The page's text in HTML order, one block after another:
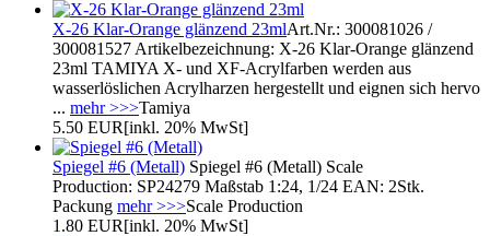
X-26 Klar-Orange glänzend 23mlArt.Nr.: 300081026 /
300081527 Artikelbezeichnung: X-26 Klar-Orange glänzend
23ml TAMIYA X- und XF-Acrylfarben werden aus
wasserlöslichen Acrylharzen hergestellt und eignen sich hervo
... mehr >>>Tamiya
5.50 EUR[inkl. 20% MwSt]
Spiegel #6 (Metall) Spiegel #6 (Metall) Scale
Production: SP24279 Maßstab 1:24, 1/24 EAN: 2Stk.
Packung mehr >>>Scale Production
1.80 EUR[inkl. 20% MwSt]